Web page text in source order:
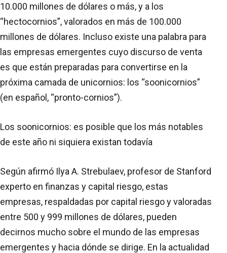
10.000 millones de dólares o más, y a los
“hectocornios”, valorados en más de 100.000
millones de dólares. Incluso existe una palabra para
las empresas emergentes cuyo discurso de venta
es que están preparadas para convertirse en la
próxima camada de unicornios: los “soonicornios”
(en español, “pronto-cornios”).
Los soonicornios: es posible que los más notables
de este año ni siquiera existan todavía
Según afirmó Ilya A. Strebulaev, profesor de Stanford
experto en finanzas y capital riesgo, estas
empresas, respaldadas por capital riesgo y valoradas
entre 500 y 999 millones de dólares, pueden
decirnos mucho sobre el mundo de las empresas
emergentes y hacia dónde se dirige. En la actualidad